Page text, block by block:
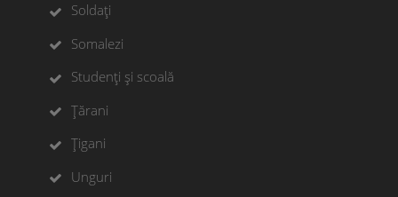
Soldați
Somalezi
Studenți și scoală
Țărani
Țigani
Unguri